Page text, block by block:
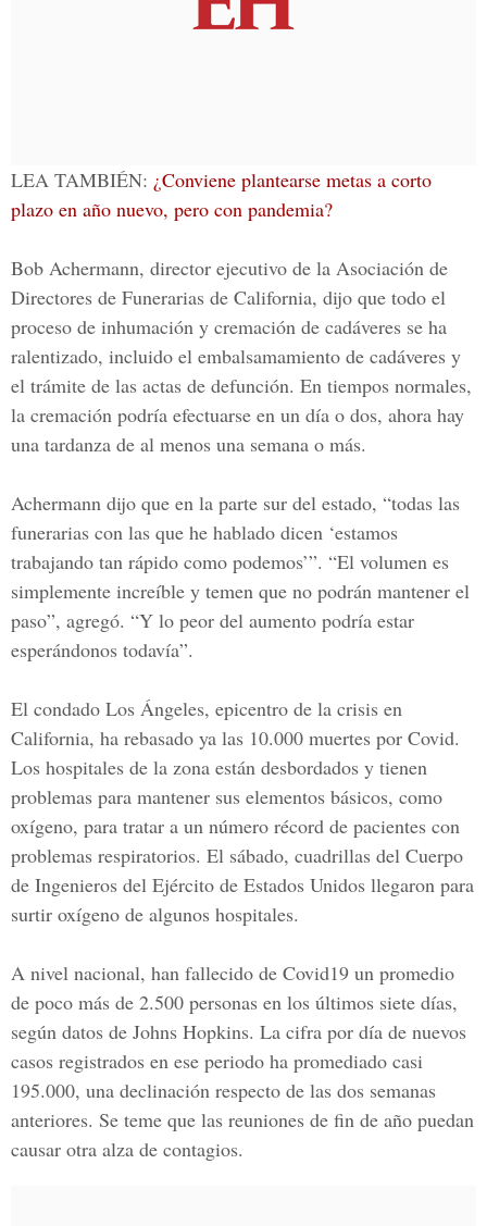
LEA TAMBIÉN: ¿Conviene plantearse metas a corto
plazo en año nuevo, pero con pandemia?
Bob Achermann, director ejecutivo de la Asociación de
Directores de Funerarias de California, dijo que todo el
proceso de inhumación y cremación de cadáveres se ha
ralentizado, incluido el embalsamamiento de cadáveres y
el trámite de las actas de defunción. En tiempos normales,
la cremación podría efectuarse en un día o dos, ahora hay
una tardanza de al menos una semana o más.
Achermann dijo que en la parte sur del estado, “todas las
funerarias con las que he hablado dicen ‘estamos
trabajando tan rápido como podemos’”. “El volumen es
simplemente increíble y temen que no podrán mantener el
paso”, agregó. “Y lo peor del aumento podría estar
esperándonos todavía”.
El condado Los Ángeles, epicentro de la crisis en
California, ha rebasado ya las 10.000 muertes por Covid.
Los hospitales de la zona están desbordados y tienen
problemas para mantener sus elementos básicos, como
oxígeno, para tratar a un número récord de pacientes con
problemas respiratorios. El sábado, cuadrillas del Cuerpo
de Ingenieros del Ejército de Estados Unidos llegaron para
surtir oxígeno de algunos hospitales.
A nivel nacional, han fallecido de Covid19 un promedio
de poco más de 2.500 personas en los últimos siete días,
según datos de Johns Hopkins. La cifra por día de nuevos
casos registrados en ese periodo ha promediado casi
195.000, una declinación respecto de las dos semanas
anteriores. Se teme que las reuniones de fin de año puedan
causar otra alza de contagios.